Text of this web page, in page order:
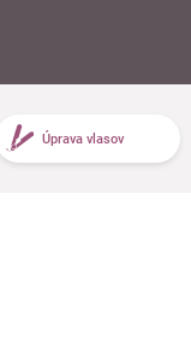
Úprava vlasov